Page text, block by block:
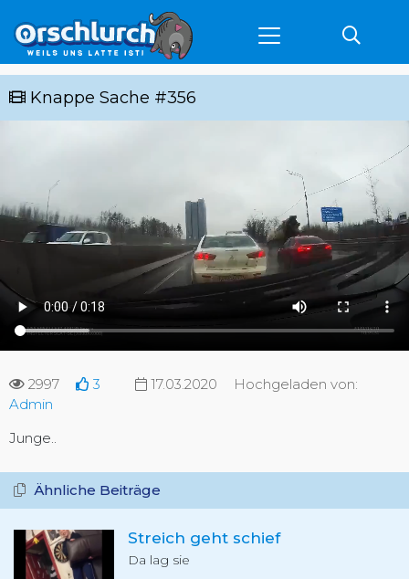
Knappe Sache #356
2997 3 17.03.2020
Hochgeladen von:
Admin
Junge..
Ähnliche Beiträge
Streich geht schief
Da lag sie